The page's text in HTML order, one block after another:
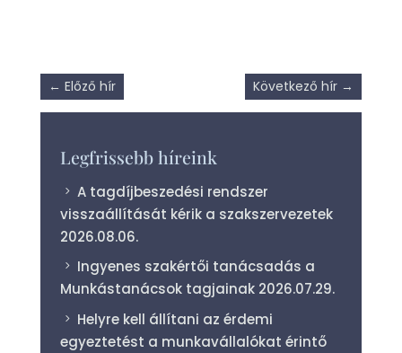
← Előző hír Következő hír →
Legfrissebb híreink
A tagdíjbeszedési rendszer
visszaállítását kérik a szakszervezetek
2026.08.06.
Ingyenes szakértői tanácsadás a
Munkástanácsok tagjainak 2026.07.29.
Helyre kell állítani az érdemi
egyeztetést a munkavállalókat érintő